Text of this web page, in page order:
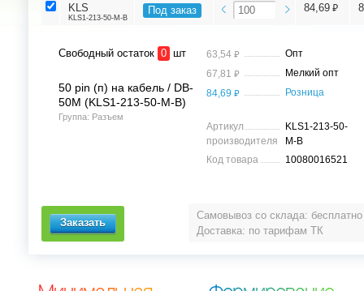
Самовывоз со склада: бесплатно
Доставка: по тарифам ТК
KLS
KLS1-213-50-M-B
Под заказ 84,69 ⃏
Свободный остаток 0 шт
50 pin (п) на кабель / DB-
50M (KLS1-213-50-M-B)
Группа: Разъем
63,54 ⃏
Опт
67,81 ⃏
Мелкий опт
84,69 ⃏ Розница
Артикул
производителя
KLS1-213-50-
M-B
Код товара
10080016521